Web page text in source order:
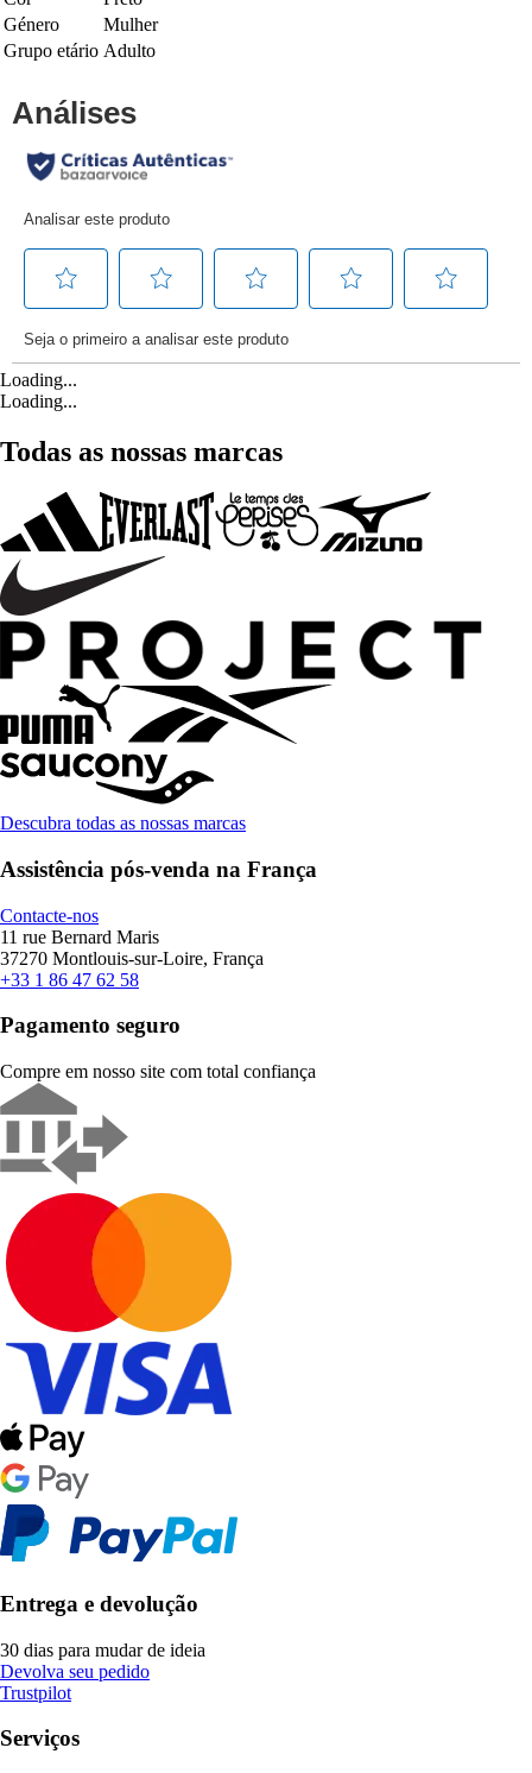
Género
Mulher
Grupo etário Adulto
Loading...
Loading...
Todas as nossas marcas
Descubra todas as nossas marcas
Assistência pós-venda na França
Contacte-nos
11 rue Bernard Maris
37270 Montlouis-sur-Loire, França
+33 1 86 47 62 58
Pagamento seguro
Compre em nosso site com total confiança
Entrega e devolução
30 dias para mudar de ideia
Devolva seu pedido
Trustpilot
Serviços